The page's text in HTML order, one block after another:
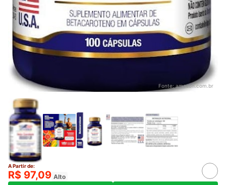
Fonte:amazon.com.br
A Partir de:
R$ 97,09 Alto